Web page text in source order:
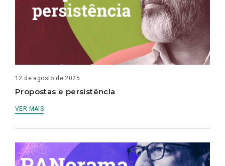
12 de agosto de 2025
Propostas e persistência
VER MAIS